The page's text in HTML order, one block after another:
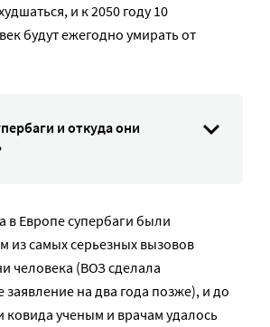
и к 2050 году 10
будут ежегодно умирать от
и откуда они
в Европе супербаги были
из самых серьезных вызовов
человека (ВОЗ сделала
заявление на два года позже), и до
ковида ученым и врачам удалось